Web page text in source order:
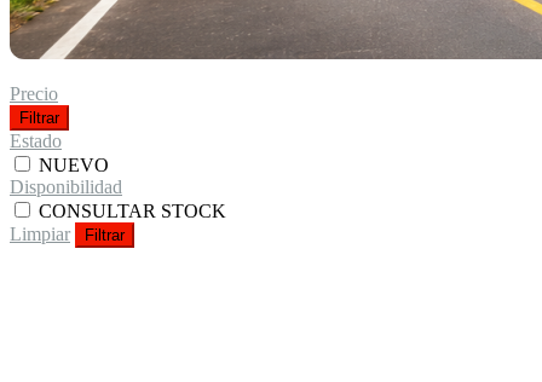
Precio
Filtrar
Estado
NUEVO
Disponibilidad
CONSULTAR STOCK
Limpiar
Filtrar